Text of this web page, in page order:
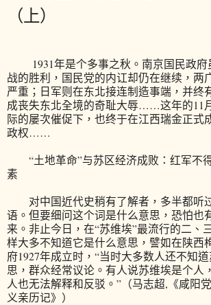
（上）
1931年是个多事之秋。南京国民政府
战的胜利，国民党的内讧却仍在继续，两
严重；日军则在东北接连制造事端，并终
成丧失东北全境的奇耻大辱……这年的11
际的屡次催促下，也终于在江西瑞金正式
政权……
“土地革命”与苏区经济成败：红军不
素
对中国近代史稍有了解者，多半都听
语。但要细问这个词是什么意思，恐怕也
来。非止今日，在“苏维埃”最流行的二、
样大多不知道它是什么意思，譬如在陕西
府1927年成立时，“当时大多数人还不知
思，群众经常议论。有人说苏维埃是个人
人也无法解释和反驳。”（马志超,《咸阳
义亲历记》）